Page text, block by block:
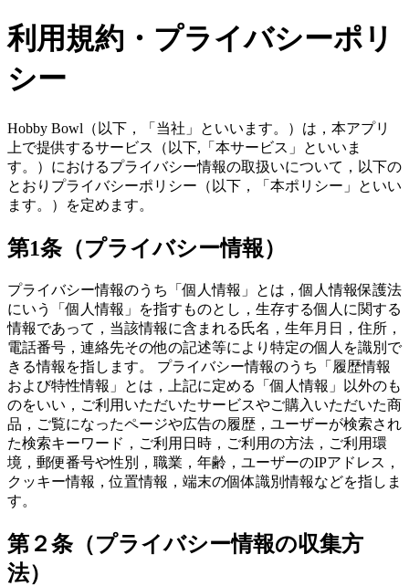
利用規約・プライバシーポリ
シー
Hobby Bowl（以下，「当社」といいます。）は，本アプリ
上で提供するサービス（以下,「本サービス」といいま
す。）におけるプライバシー情報の取扱いについて，以下の
とおりプライバシーポリシー（以下，「本ポリシー」といい
ます。）を定めます。
第1条（プライバシー情報）
プライバシー情報のうち「個人情報」とは，個人情報保護法
にいう「個人情報」を指すものとし，生存する個人に関する
情報であって，当該情報に含まれる氏名，生年月日，住所，
電話番号，連絡先その他の記述等により特定の個人を識別で
きる情報を指します。 プライバシー情報のうち「履歴情報
および特性情報」とは，上記に定める「個人情報」以外のも
のをいい，ご利用いただいたサービスやご購入いただいた商
品，ご覧になったページや広告の履歴，ユーザーが検索され
た検索キーワード，ご利用日時，ご利用の方法，ご利用環
境，郵便番号や性別，職業，年齢，ユーザーのIPアドレス，
クッキー情報，位置情報，端末の個体識別情報などを指しま
す。
第２条（プライバシー情報の収集方
法）